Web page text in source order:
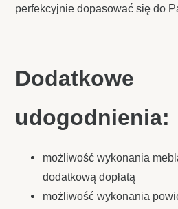
perfekcyjnie dopasować się do
Dodatkowe
udogodnienia:
możliwość wykonania
dodatkową dopłatą
możliwość wykonania